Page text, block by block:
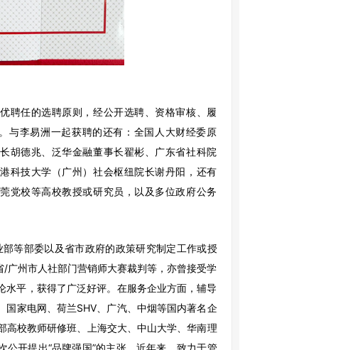
聘任的选聘原则，经公开选聘、资格审核、履
与李易洲一起获聘的还有： 全国人大财经委原
胡德兆、泛华金融董事长翟彬、广东省社科院
科技大学（广州）社会枢纽院长谢丹阳，还有
党校等高校教授或研究员，以及多位政府公务
等部委以及省市政府的政策研究制定工作或授
广州市人社部门营销师大赛裁判等，亦曾接受学
平，获得了广泛好评。在服务企业方面，辅导
家电网、荷兰SHV、广汽、中烟等国内著名企
高校教师研修班、上海交大、中山大学、华南理
开提出“品牌强国”的主张。近年来，致力于管